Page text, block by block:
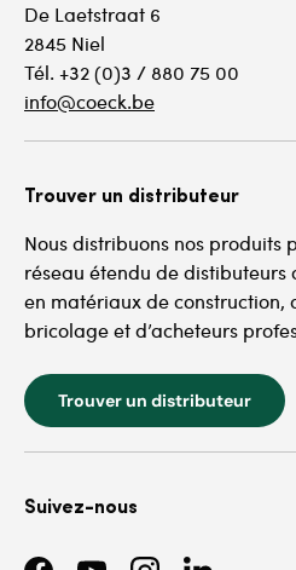
De Laetstraat 6
2845 Niel
Tél. +32 (0)3 / 880 75 00
info@coeck.be
Trouver un distributeur
Nous distribuons nos produits
réseau étendu de distibuteurs
en matériaux de construction,
bricolage et d’acheteurs
Trouver un distributeur
Suivez-nous